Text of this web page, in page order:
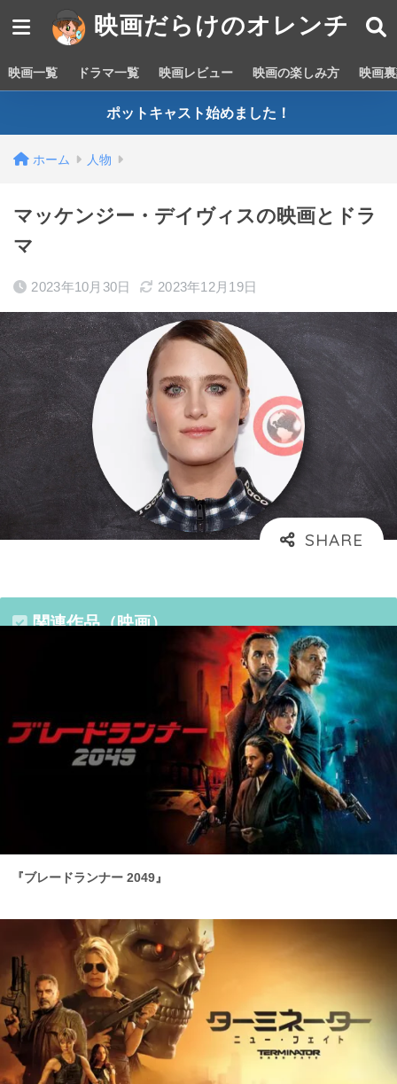
映画だらけのオレンチ
映画一覧 ドラマ一覧 映画レビュー 映画の楽しみ方 映画
ポットキャスト始めました！
ホーム 人物
マッケンジー・デイヴィスの映画とドラ
マ
2023年10月30日 2023年12月19日
関連作品（映画）
『ブレードランナー 2049』